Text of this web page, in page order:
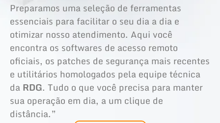
Preparamos uma seleção de ferramentas
essenciais para facilitar o seu dia a dia e
otimizar nosso atendimento. Aqui você
encontra os softwares de acesso remoto
oficiais, os patches de segurança mais recentes
e utilitários homologados pela equipe técnica
da RDG. Tudo o que você precisa para manter
sua operação em dia, a um clique de
distância.”